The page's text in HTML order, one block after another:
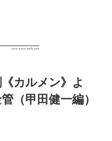
カルメン》よ
（甲田健一編）